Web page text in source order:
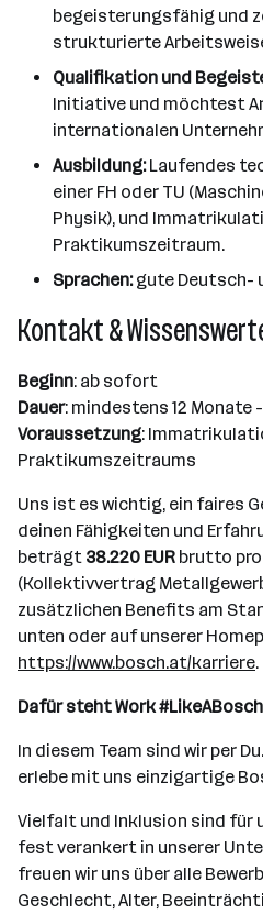
begeisterungsfähig und
strukturierte
Qualifikation und
Initiative und möchtest
internationalen
Ausbildung:Laufendes
einer FH oder TU
Physik), und
Praktikumszeitraum.
Sprachen:gute Deutsch-
Kontakt &
Beginn: ab sofort
Dauer: mindestens 12 Monate
Voraussetzung:
Praktikumszeitraums
Uns ist es wichtig, ein faires
deinen Fähigkeiten und
beträgt 38.220 EUR brutto pro
(Kollektivvertrag
zusätzlichen Benefits am
unten oder auf unserer
https://www.bosch.at/karriere.
Dafür steht Work #LikeABosch:
In diesem Team sind wir per
erlebe mit uns einzigartige
Vielfalt und Inklusion sind für
fest verankert in unserer
freuen wir uns über alle
Geschlecht, Alter,